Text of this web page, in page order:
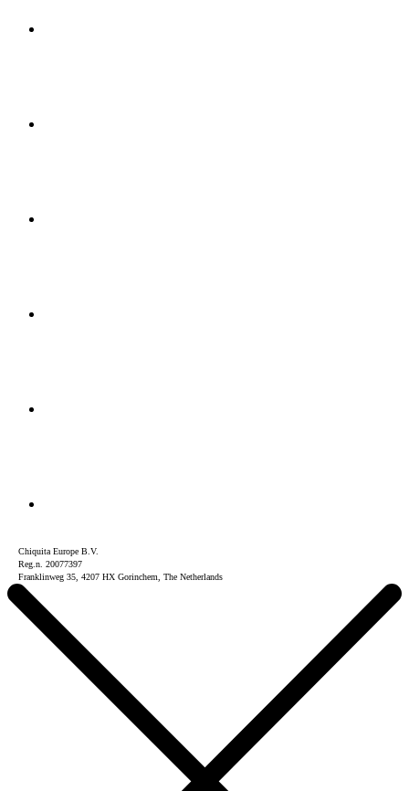
Chiquita Europe B.V.
Reg.n. 20077397
Franklinweg 35, 4207 HX Gorinchem, The Netherlands